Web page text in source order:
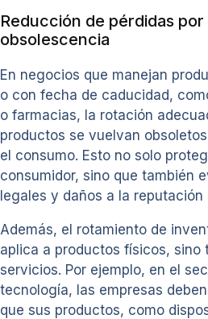
Reducción de pérdidas
obsolescencia
En negocios que manejan
o con fecha de caducidad,
o farmacias, la rotación
productos se vuelvan
el consumo. Esto no solo
consumidor, sino que también
legales y daños a la reputación
Además, el rotamiento de
aplica a productos físicos, sino
servicios. Por ejemplo, en el
tecnología, las empresas
que sus productos, como